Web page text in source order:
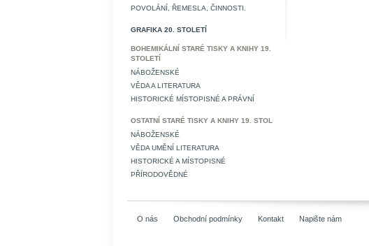
POVOLÁNÍ, ŘEMESLA, ČINNOSTI.
GRAFIKA 20. STOLETÍ
BOHEMIKÁLNÍ STARÉ TISKY A KNIHY 19.
STOLETÍ
NÁBOŽENSKÉ
VĚDA A LITERATURA
HISTORICKÉ MÍSTOPISNÉ A PRÁVNÍ
OSTATNÍ STARÉ TISKY A KNIHY 19. STOL
NÁBOŽENSKÉ
VĚDA UMĚNÍ LITERATURA
HISTORICKÉ A MÍSTOPISNÉ
PŘÍRODOVĚDNÉ
O nás Obchodní podmínky Kontakt Napište nám